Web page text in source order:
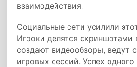
взаимодействия.
Социальные сети усилили
Игроки делятся скриншотами
создают видеообзоры, ведут
игровых сессий. Успех одного